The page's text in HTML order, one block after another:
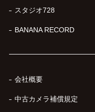
スタジオ728
BANANA RECORD
会社概要
中古カメラ補償規定